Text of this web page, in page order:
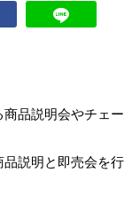
商品説明会やチェー
説明と即売会を行